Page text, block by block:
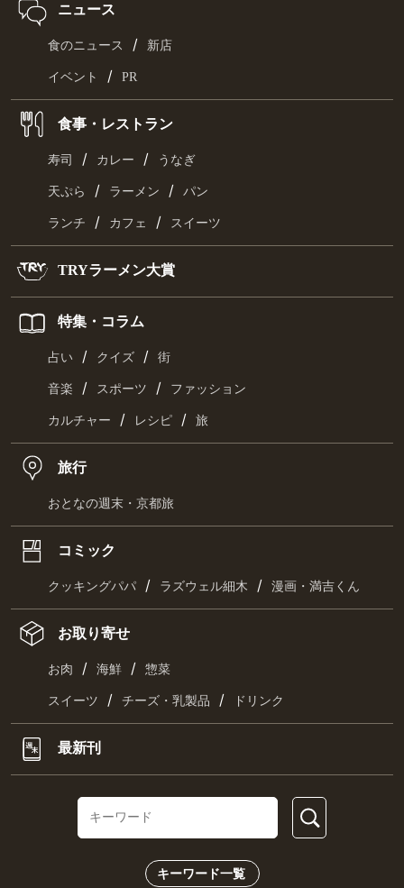
ニュース
食のニュース / 新店
イベント / PR
食事・レストラン
寿司 / カレー / うなぎ
天ぷら / ラーメン / パン
ランチ / カフェ / スイーツ
TRYラーメン大賞
特集・コラム
占い / クイズ / 街
音楽 / スポーツ / ファッション
カルチャー / レシピ / 旅
旅行
おとなの週末・京都旅
コミック
クッキングパパ / ラズウェル細木 / 漫画・満吉くん
お取り寄せ
お肉 / 海鮮 / 惣菜
スイーツ / チーズ・乳製品 / ドリンク
最新刊
キーワード一覧